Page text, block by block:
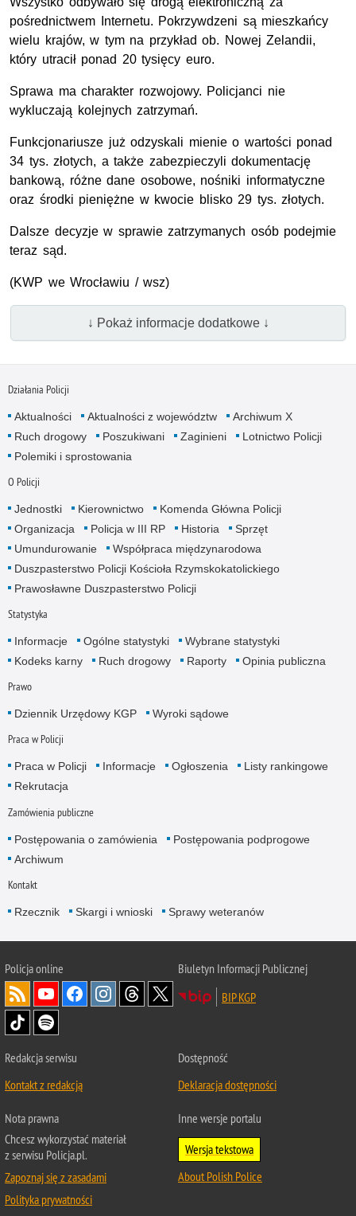
pośrednictwem Internetu. Pokrzywdzeni są mieszkańcy
wielu krajów, w tym na przykład ob. Nowej Zelandii,
który utracił ponad 20 tysięcy euro.
Sprawa ma charakter rozwojowy. Policjanci nie
wykluczają kolejnych zatrzymań.
Funkcjonariusze już odzyskali mienie o wartości ponad
34 tys. złotych, a także zabezpieczyli dokumentację
bankową, różne dane osobowe, nośniki informatyczne
oraz środki pieniężne w kwocie blisko 29 tys. złotych.
Dalsze decyzje w sprawie zatrzymanych osób podejmie
teraz sąd.
(KWP we Wrocławiu / wsz)
↓ Pokaż informacje dodatkowe ↓
Działania Policji
Aktualności Aktualności z województw
Archiwum X
Ruch drogowy
Poszukiwani Zaginieni
Lotnictwo Policji
Polemiki i sprostowania
O Policji
Jednostki Kierownictwo
Komenda Główna Policji
Organizacja
Policja w III RP Historia
Sprzęt
Umundurowanie
Współpraca międzynarodowa
Duszpasterstwo Policji Kościoła Rzymskokatolickiego
Prawosławne Duszpasterstwo Policji
Statystyka
Informacje Ogólne statystyki
Wybrane statystyki
Kodeks karny
Ruch drogowy Raporty Opinia publiczna
Prawo
Dziennik Urzędowy KGP Wyroki sądowe
Praca w Policji
Praca w Policji Informacje Ogłoszenia
Listy rankingowe
Rekrutacja
Zamówienia publiczne
Postępowania o zamówienia
Postępowania podprogowe
Archiwum
Kontakt
Rzecznik Skargi i wnioski Sprawy weteranów
Policjaonline
Biuletyn Informacji Publicznej
BIP KGP
Redakcja serwisu
Kontakt z redakcją
Dostępność
Deklaracja dostępności
Nota prawna
Chcesz wykorzystać materiał
z serwisu Policja.pl.
Zapoznaj się z zasadami
Polityka prywatności
Inne wersje portalu
Wersja tekstowa
About Polish Police